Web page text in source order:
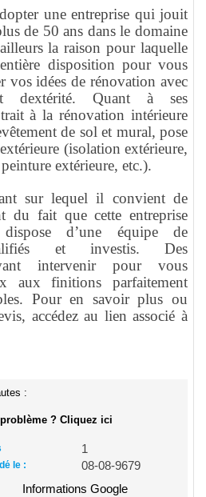
une entreprise qui jouit
de 50 ans dans le domaine
la raison pour laquelle
disposition pour vous
vos idées de rénovation avec
dextérité. Quant à ses
à la rénovation intérieure
de sol et mural, pose
(isolation extérieure,
extérieure, etc.).
sur lequel il convient de
du fait que cette entreprise
d’une équipe de
et investis. Des
intervenir pour vous
aux finitions parfaitement
Pour en savoir plus ou
accédez au lien associé à
:
? Cliquez ici
1
le :
08-08-9679
Informations Google